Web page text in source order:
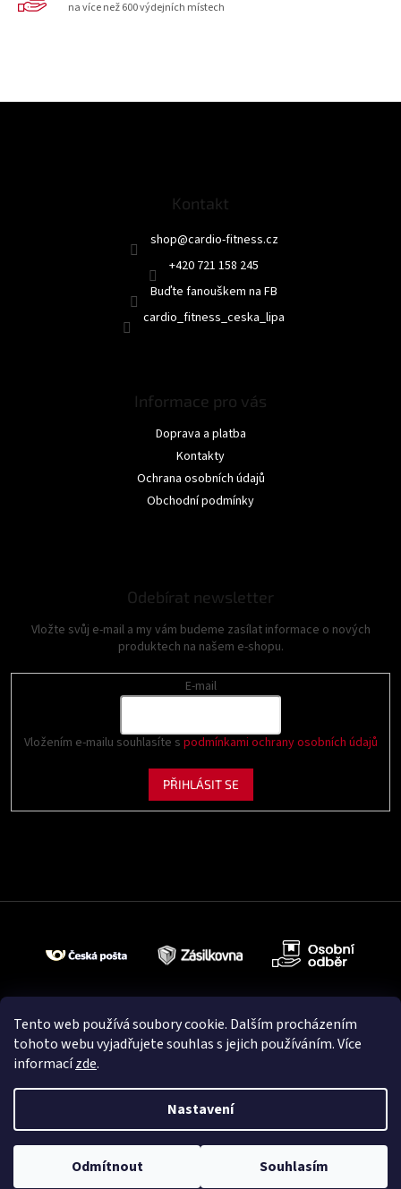
Tento web používá soubory cookie. Dalším procházením
tohoto webu vyjadřujete souhlas s jejich používáním. Více
informacízde.
Nastavení
Odmítnout Souhlasím
na více než 600 výdejních místech
Kontakt
shop@cardio-fitness.cz
+420 721 158 245
Buďte fanouškem na FB
cardio_fitness_ceska_lipa
Informace pro vás
Doprava a platba
Kontakty
Ochrana osobních údajů
Obchodní podmínky
Odebírat newsletter
Vložte svůj e-mail a my vám budeme zasílat informace o nových
produktech na našem e-shopu.
E-mail
Vložením e-mailu souhlasíte s podmínkami ochrany osobních údajů
PŘIHLÁSIT SE
Vytvořil Shoptet
Copyright 2026Cardio Fitness . Všechna práva vyhrazena.